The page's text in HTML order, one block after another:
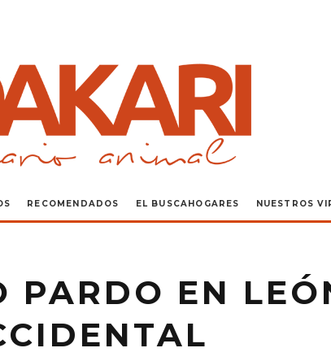
RECOMENDADOS EL BUSCAHOGARES NUESTROS
PARDO EN